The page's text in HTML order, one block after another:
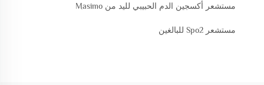
مستشعر أكسجين الدم الحبيبي لليد من Masimo
مستشعر Spo2 للبالغين